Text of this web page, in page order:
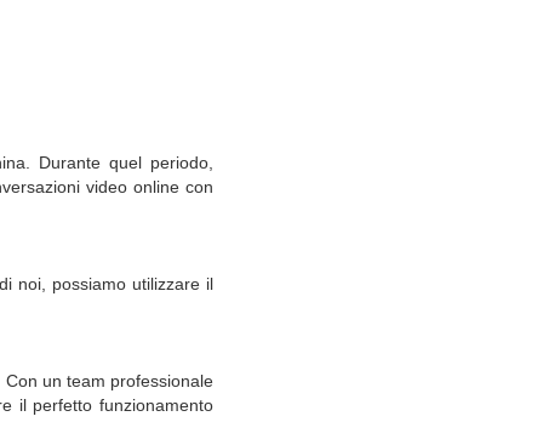
Durante quel periodo,
video online con
noi, possiamo utilizzare il
un team professionale
il perfetto funzionamento